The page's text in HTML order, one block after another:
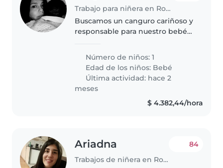
Trabajo para niñera en Rosario
Buscamos un canguro cariñoso y
responsable para nuestro bebé
curioso e inteligente.
Necesitamos a alguien que se
sienta cómodo con las mascotas
Número de niños: 1
Edad de los niños: Bebé
Última actividad: hace 2
meses
$ 4.382,44/hora
Ariadna
Trabajos de niñera en Rosario
84